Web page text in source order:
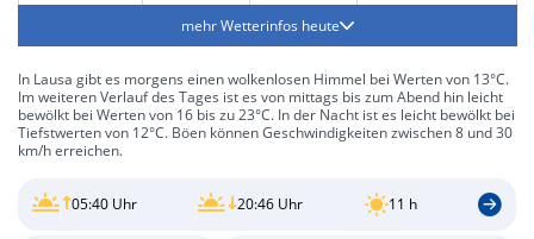
mehr Wetterinfos heute
In Lausa gibt es morgens einen wolkenlosen Himmel bei Werten von 13°C.
Im weiteren Verlauf des Tages ist es von mittags bis zum Abend hin leicht
bewölkt bei Werten von 16 bis zu 23°C. In der Nacht ist es leicht bewölkt bei
Tiefstwerten von 12°C. Böen können Geschwindigkeiten zwischen 8 und 30
km/h erreichen.
05:40 Uhr 20:46 Uhr 11 h